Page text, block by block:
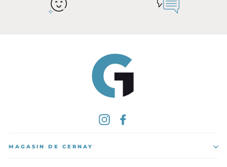
Instagram
MAGASIN DE CERNAY